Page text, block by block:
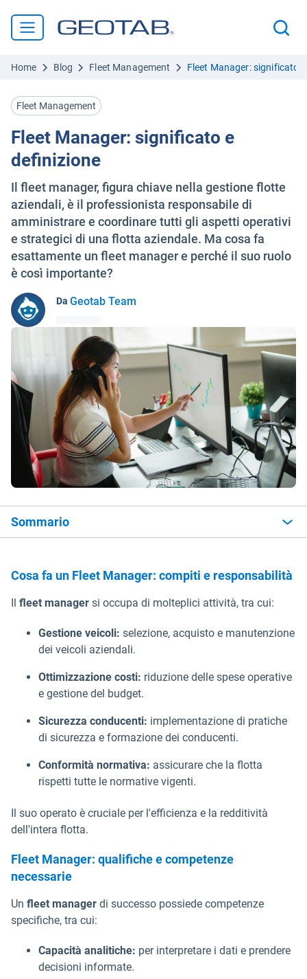
Home Blog Fleet Management Fleet Manager: significato
Fleet Management
Fleet Manager: significato e
definizione
Il fleet manager, figura chiave nella gestione flotte
aziendali, è il professionista responsabile di
amministrare e coordinare tutti gli aspetti operativi
e strategici di una flotta aziendale. Ma cosa fa
esattamente un fleet manager e perché il suo ruolo
è così importante?
Da Geotab Team
Sommario
Cosa fa un Fleet Manager: compiti e responsabilità
Il fleet manager si occupa di molteplici attività, tra cui:
Gestione veicoli: selezione, acquisto e manutenzione
dei veicoli aziendali.
Ottimizzazione costi: riduzione delle spese operative
e gestione del budget.
Sicurezza conducenti: implementazione di pratiche
di sicurezza e formazione dei conducenti.
Conformità normativa: assicurare che la flotta
rispetti tutte le normative vigenti.
Il suo operato è cruciale per l'efficienza e la redditività
dell'intera flotta.
Fleet Manager: qualifiche e competenze
necessarie
Un fleet manager di successo possiede competenze
specifiche, tra cui:
Capacità analitiche: per interpretare i dati e prendere
decisioni informate.